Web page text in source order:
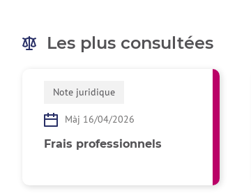
Les plus consultées
Note juridique
Màj 16/04/2026
Frais professionnels